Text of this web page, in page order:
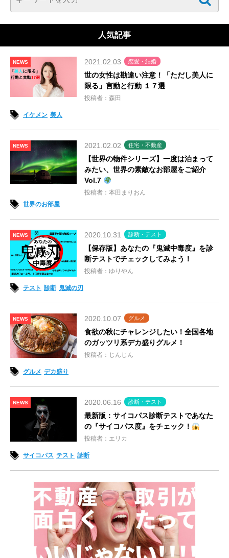
人気記事
NEWS 2021.02.03 恋愛・結婚
世の女性は勘違い注意！「ただし美人に
限る」言動と行動 １７選
投稿者：森田
イケメン 美人
NEWS 2021.02.02 住宅・不動産
【世界の物件シリーズ】一度は泊まって
みたい、世界の素敵なお部屋をご紹介
Vol.7
投稿者：本田まりおん
世界のお部屋
NEWS 2020.10.31 診断・テスト
【保存版】あなたの『鬼滅中毒度』を診
断テストでチェックしてみよう！
投稿者：ゆりやん
テスト 診断 鬼滅の刃
NEWS 2020.10.07 グルメ
食欲の秋にチャレンジしたい！全国各地
のガッツリ系デカ盛りグルメ！
投稿者：じんじん
グルメ デカ盛り
NEWS 2020.06.16 診断・テスト
最新版：サイコパス診断テストであなた
の『サイコパス度』をチェック！
投稿者：エリカ
サイコパス テスト 診断